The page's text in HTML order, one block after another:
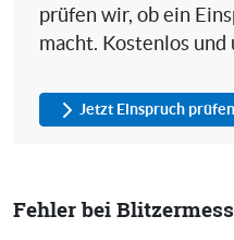
prüfen wir, ob ein
macht. Kostenlos
Jetzt Einspruch prüfen
Fehler bei